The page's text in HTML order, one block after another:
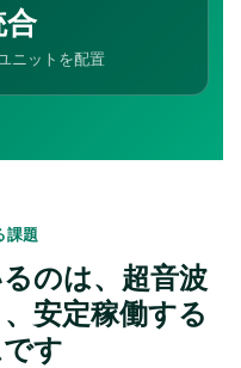
合
ニットを配置
課題
のは、超音波
安定稼働する
す